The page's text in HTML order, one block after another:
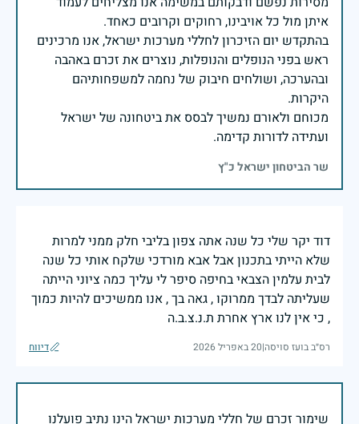
בהתקדש יום הזיכרון לחללי מערכות ישראל, אנו מרכינים
ראש בפני הנופלים והנופלות, נוצרים את זכרם באהבה
ובהערכה, ושולחים חיבוק של נחמה למשפחותיהם
מכוחם ולאורם נמשיך לבסס את ביטחונה של ישראל
ועתידה לדורות קדימה.
שר הביטחון ישראל כ"ץ
דוד יקר שלי כל שנה אתה צפון בליבי חלק ממני למרות
שלא הייתי בתכנון אבל אבא מורדכי שלקח אותי כל שנה
לבית עלמין הצבאי בחיפה סיפר לי עליך כמה ציוני הייתה
שעליתה לבדך ממרוקו , גאה בך , אנו ממשיכים להיות כמוך
, כי אין לנו ארץ אחרת ת.נ.צ.ב.ה
רס״ב בועז סויסה|20 באפריל 2026 דיווח
שימור זכרם של חללי מערכות ישראל הינו נתיב פועלנו